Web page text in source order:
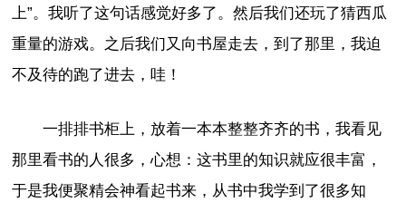
上”。我听了这句话感觉好多了。然后我们还玩了猜西瓜
重量的游戏。之后我们又向书屋走去，到了那里，我迫
不及待的跑了进去，哇！
一排排书柜上，放着一本本整整齐齐的书，我看见
那里看书的人很多，心想：这书里的知识就应很丰富，
于是我便聚精会神看起书来，从书中我学到了很多知